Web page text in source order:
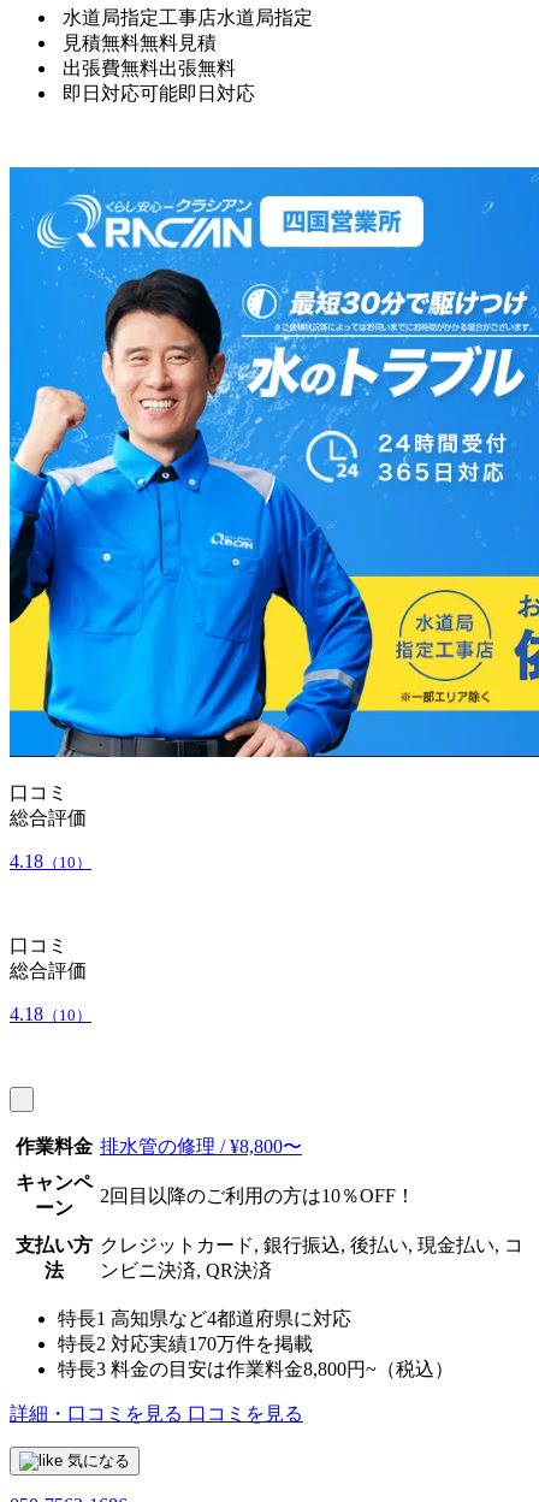
水道局指定工事店水道局指定
見積無料無料見積
出張費無料出張無料
即日対応可能即日対応
口コミ
総合評価
4.18 （10）
口コミ
総合評価
4.18 （10）
作業料金 排水管の修理 / ¥8,800〜
キャンペ
ーン
2回目以降のご利用の方は10％OFF！
支払い方
法
クレジットカード, 銀行振込, 後払い, 現金払い, コ
ンビニ決済, QR決済
特長1 高知県など4都道府県に対応
特長2 対応実績170万件を掲載
特長3 料金の目安は作業料金8,800円~（税込）
詳細・口コミを見る 口コミを見る
気になる